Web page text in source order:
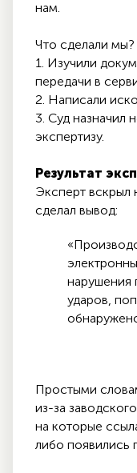
нам.
Что сделали мы?
1. Изучили
передачи в
2. Написали
3. Суд назначил
экспертизу.
Результат
Эксперт вскрыл
сделал вывод:
нарушения
ударов,
Простыми
из-за
на которые
либо появились